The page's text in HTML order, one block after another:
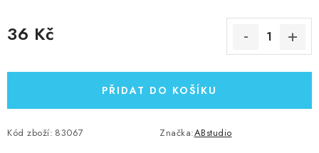
36 Kč
PŘIDAT DO KOŠÍKU
Kód zboží: 83067 Značka:ABstudio